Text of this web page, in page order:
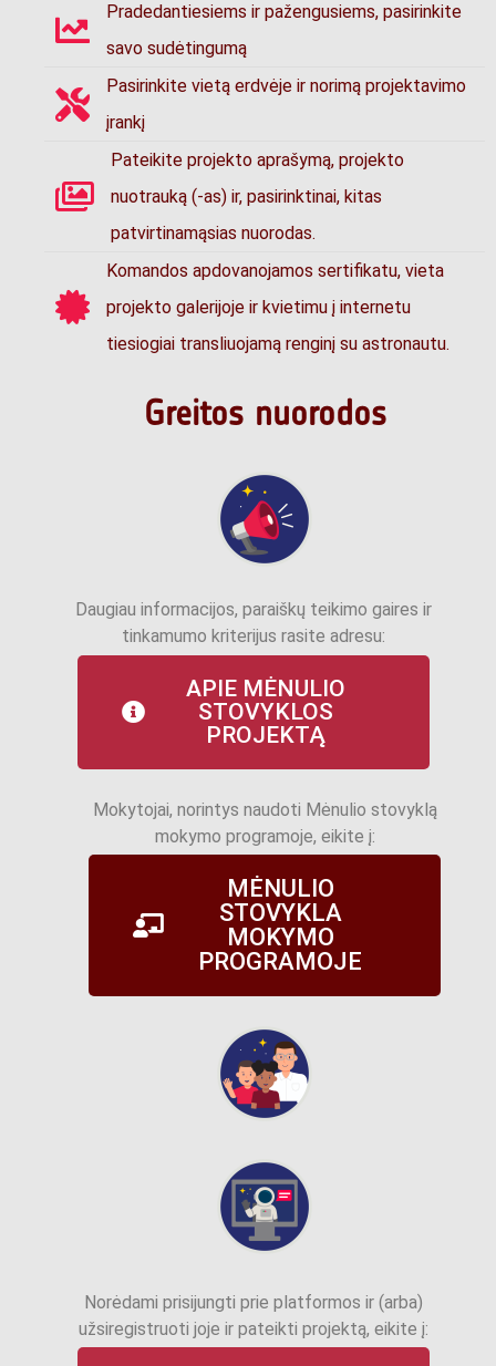
Pradedantiesiems ir pažengusiems, pasirinkite
savo sudėtingumą
Pasirinkite vietą erdvėje ir norimą projektavimo
įrankį
Pateikite projekto aprašymą, projekto
nuotrauką (-as) ir, pasirinktinai, kitas
patvirtinamąsias nuorodas.
Komandos apdovanojamos sertifikatu, vieta
projekto galerijoje ir kvietimu į internetu
tiesiogiai transliuojamą renginį su astronautu.
Greitos nuorodos
Daugiau informacijos, paraiškų teikimo gaires ir
tinkamumo kriterijus rasite adresu:
APIE MĖNULIO
STOVYKLOS
PROJEKTĄ
Mokytojai, norintys naudoti Mėnulio stovyklą
mokymo programoje, eikite į:
MĖNULIO
STOVYKLA
MOKYMO
PROGRAMOJE
Norėdami prisijungti prie platformos ir (arba)
užsiregistruoti joje ir pateikti projektą, eikite į: